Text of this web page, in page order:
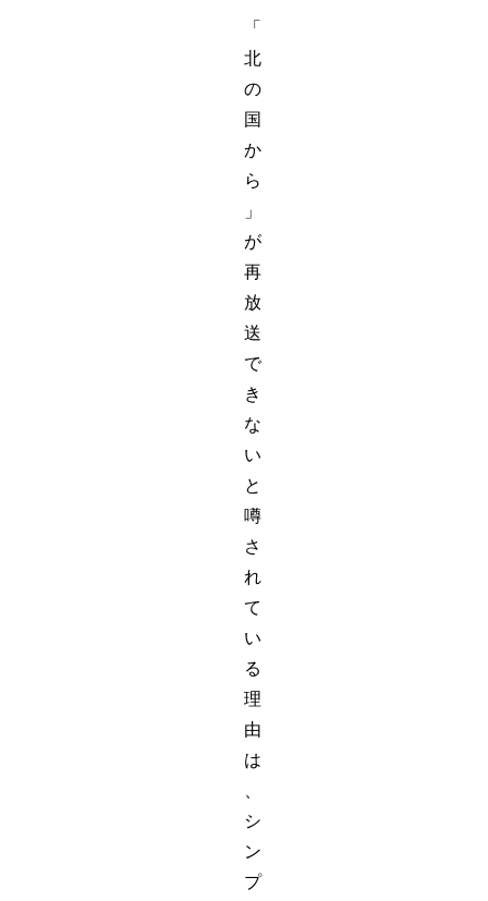
「
北
の
国
か
ら
」
が
再
放
送
で
き
な
い
と
噂
さ
れ
て
い
る
理
由
は
シ
ン
プ